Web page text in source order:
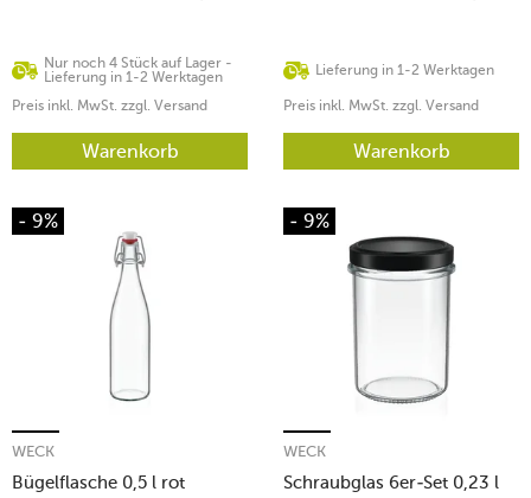
Nur noch 4 Stück auf Lager -
Lieferung in 1-2 Werktagen
Preis inkl. MwSt. zzgl. Versand
Warenkorb
Lieferung in 1-2 Werktagen
Preis inkl. MwSt. zzgl. Versand
Warenkorb
- 9%
Bügelflasche 0,5 l rot
WECK
- 9%
Schraubglas 6er-Set 0,23 l
WECK